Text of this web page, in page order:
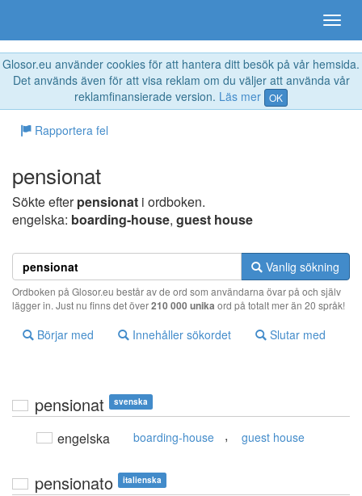
Glosor.eu använder cookies för att hantera ditt besök på vår hemsida.
Det används även för att visa reklam om du väljer att använda vår
reklamfinansierade version. Läs mer OK
Rapportera fel
pensionat
Sökte efterpensionat i ordboken.
engelska: boarding-house, guest house
Vanlig sökning
Ordboken på Glosor.eu består av de ord som användarna övar på och själv
lägger in. Just nu finns det över210 000 unika ord på totalt mer än 20 språk!
Börjar med Innehåller sökordet Slutar med
pensionat svenska
engelska boarding-house , guest house
pensionato italienska